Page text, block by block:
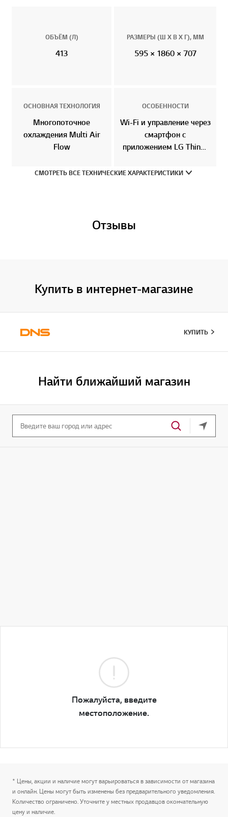
ОБЪЁМ (Л)
413
РАЗМЕРЫ (Ш Х В Х Г), ММ
595 × 1860 × 707
ОСНОВНАЯ ТЕХНОЛОГИЯ
Многопоточное
охлаждения Multi Air
Flow
ОСОБЕННОСТИ
Wi-Fi и управление через
смартфон с
приложением LG ThinQ,
СМОТРЕТЬ ВСЕ ТЕХНИЧЕСКИЕ ХАРАКТЕРИСТИКИ
Отзывы
Купить в интернет-магазине
КУПИТЬ
Найти ближайший магазин
Ваше
Пожалуйста, введите
местоположение.
* Цены, акции и наличие могут варьироваться в зависимости от магазина
и онлайн. Цены могут быть изменены без предварительного уведомления.
Количество ограничено. Уточните у местных продавцов окончательную
цену и наличие.